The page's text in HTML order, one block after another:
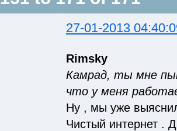
27-01-2013
Rimsky
Камрад, ты мне
что у меня
Ну , мы уже
Чистый интернет .